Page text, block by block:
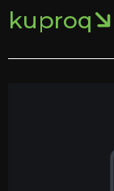
kuproq